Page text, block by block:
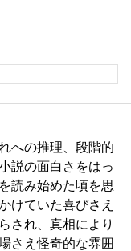
への推理、段階的
説の面白さをはっ
読み始めた頃を思
けていた喜びさえ
され、真相により
さえ怪奇的な雰囲